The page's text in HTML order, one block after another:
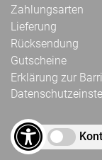
Zahlungsarten
Lieferung
Rücksendung
Gutscheine
Erklärung zur